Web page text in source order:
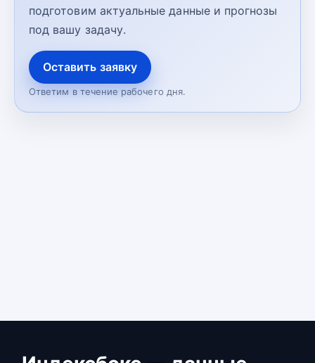
подготовим актуальные данные и прогнозы
под вашу задачу.
Оставить заявку
Ответим в течение рабочего дня.